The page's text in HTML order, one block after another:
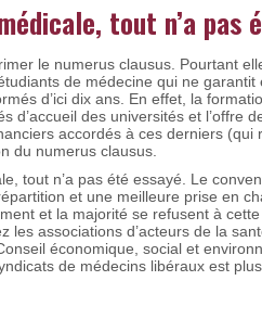
tout n’a pas
le numerus clausus. Pourtant
de médecine qui ne garantit
d’ici dix ans. En effet, la
d’accueil des universités et l’offre
accordés à ces derniers (qui
du numerus clausus.
tout n’a pas été essayé. Le
et une meilleure prise en
et la majorité se refusent à
les associations d’acteurs de la
économique, social et
de médecins libéraux est